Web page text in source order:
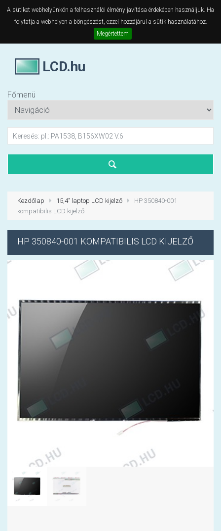
A sütiket webhelyünkön a felhasználói élmény javítása érdekében használjuk. Ha
folytatja a webhelyen a böngészést, ezzel hozzájárul a sütik használatához.
Megértettem
LCD.hu
Főmenü
Kezdőlap 15,4" laptop LCD kijelző
HP 350840-001
kompatibilis LCD kijelző
HP 350840-001 KOMPATIBILIS LCD KIJELZŐ